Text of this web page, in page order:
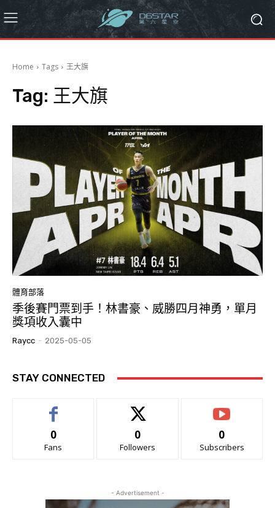
Home Tags 王大旗
Tag: 王大旗
體育部落
季後賽門票到手！林書豪、威勝四月神勇，單月
獎項收入囊中
Raycc - 2025-05-05
STAY CONNECTED
0
Fans
0
Followers
0
Subscribers
- Advertisement -